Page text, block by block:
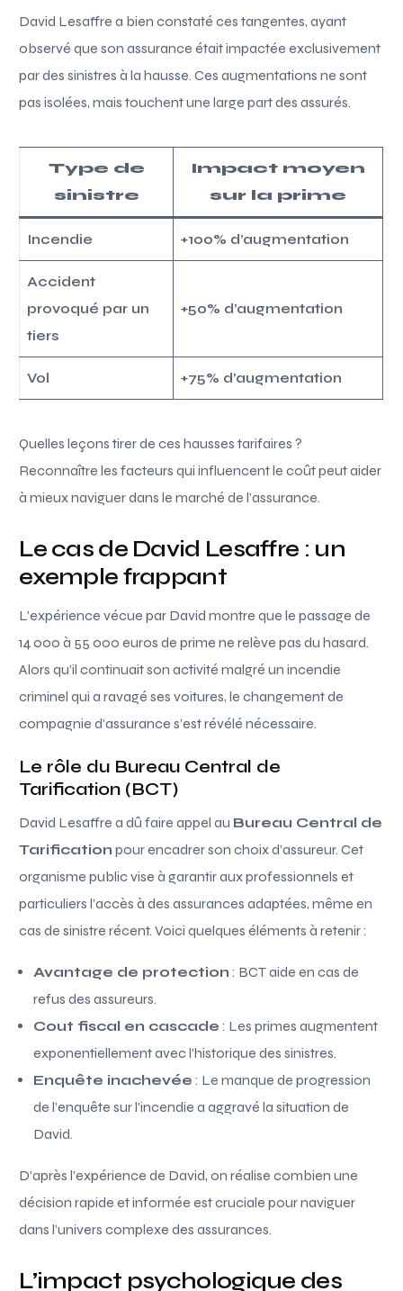
David Lesaffre a bien constaté ces tangentes, ayant
observé que son assurance était impactée exclusivement
par des sinistres à la hausse. Ces augmentations ne sont
pas isolées, mais touchent une large part des assurés.
Type de
sinistre
Impact moyen
sur la prime
Incendie +100% d’augmentation
Accident
provoqué par un
tiers
+50% d’augmentation
Vol +75% d’augmentation
Quelles leçons tirer de ces hausses tarifaires ?
Reconnaître les facteurs qui influencent le coût peut aider
à mieux naviguer dans le marché de l’assurance.
Le cas de David Lesaffre : un
exemple frappant
L’expérience vécue par David montre que le passage de
14 000 à 55 000 euros de prime ne relève pas du hasard.
Alors qu’il continuait son activité malgré un incendie
criminel qui a ravagé ses voitures, le changement de
compagnie d’assurance s’est révélé nécessaire.
Le rôle du Bureau Central de
Tarification (BCT)
David Lesaffre a dû faire appel au Bureau Central de
Tarification pour encadrer son choix d’assureur. Cet
organisme public vise à garantir aux professionnels et
particuliers l’accès à des assurances adaptées, même en
cas de sinistre récent. Voici quelques éléments à retenir :
Avantage de protection : BCT aide en cas de
refus des assureurs.
Cout fiscal en cascade : Les primes augmentent
exponentiellement avec l’historique des sinistres.
Enquête inachevée : Le manque de progression
de l’enquête sur l’incendie a aggravé la situation de
David.
D’après l’expérience de David, on réalise combien une
décision rapide et informée est cruciale pour naviguer
dans l’univers complexe des assurances.
L’impact psychologique des